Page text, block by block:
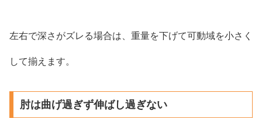
左右で深さがズレる場合は、重量を下げて可動域を小さく
して揃えます。
肘は曲げ過ぎず伸ばし過ぎない